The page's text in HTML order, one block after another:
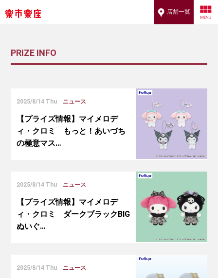
店舗一覧
PRIZE INFO
2025/8/14 Thu ニュース
【プライズ情報】マイメロデ
ィ・クロミ もっと！あいづち
の極意マス…
2025/8/14 Thu ニュース
【プライズ情報】マイメロデ
ィ・クロミ ダークブラックBIG
ぬいぐ…
2025/8/14 Thu ニュース